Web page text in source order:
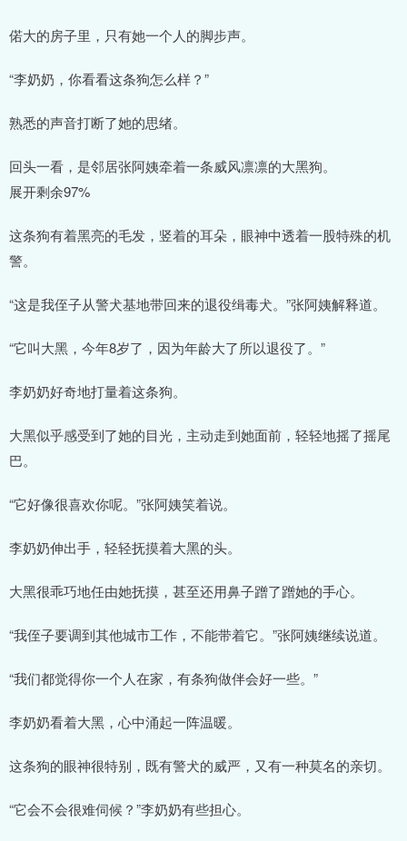
偌大的房子里，只有她一个人的脚步声。
“李奶奶，你看看这条狗怎么样？”
熟悉的声音打断了她的思绪。
回头一看，是邻居张阿姨牵着一条威风凛凛的大黑狗。
展开剩余97%
这条狗有着黑亮的毛发，竖着的耳朵，眼神中透着一股特殊的机
警。
“这是我侄子从警犬基地带回来的退役缉毒犬。”张阿姨解释道。
“它叫大黑，今年8岁了，因为年龄大了所以退役了。”
李奶奶好奇地打量着这条狗。
大黑似乎感受到了她的目光，主动走到她面前，轻轻地摇了摇尾
巴。
“它好像很喜欢你呢。”张阿姨笑着说。
李奶奶伸出手，轻轻抚摸着大黑的头。
大黑很乖巧地任由她抚摸，甚至还用鼻子蹭了蹭她的手心。
“我侄子要调到其他城市工作，不能带着它。”张阿姨继续说道。
“我们都觉得你一个人在家，有条狗做伴会好一些。”
李奶奶看着大黑，心中涌起一阵温暖。
这条狗的眼神很特别，既有警犬的威严，又有一种莫名的亲切。
“它会不会很难伺候？”李奶奶有些担心。